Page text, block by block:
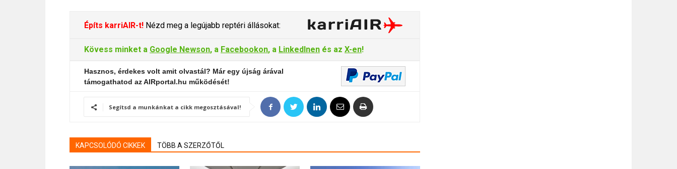
Építs karriAIR-t! Nézd meg a legújabb reptéri állásokat:
Kövess minket a Google Newson, a Facebookon, a LinkedInen és az X-en!
Hasznos, érdekes volt amit olvastál? Már egy újság árával
támogathatod az AIRportal.hu működését!
Segítsd a munkánkat a cikk megosztásával!
KAPCSOLÓDÓ CIKKEK TÖBB A SZERZŐTŐL